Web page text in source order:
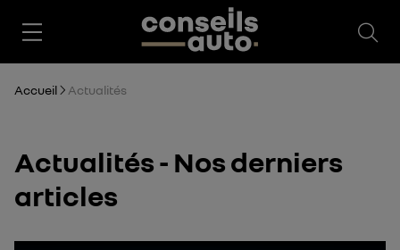
Accueil Actualités
Actualités - Nos derniers
articles